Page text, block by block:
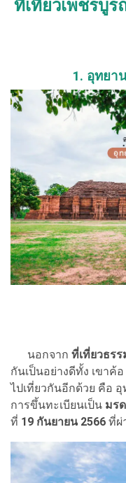
ที่เที่ยวเพชรบูร
1. อุทยา
นอกจาก ที่เที่ยวธร
กันเป็นอย่างดีทั้ง เขาค้
ไปเที่ยวกันอีกด้วย คือ
การขึ้นทะเบียนเป็น มร
ที่ 19 กันยายน 2566 ที่ผ่